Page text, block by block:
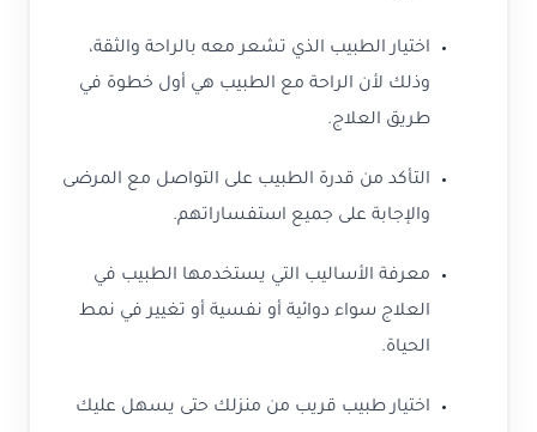
اختيار الطبيب الذي تشعر معه بالراحة والثقة،
وذلك لأن الراحة مع الطبيب هي أول خطوة في
طريق العلاج.
التأكد من قدرة الطبيب على التواصل مع المرضى
والإجابة على جميع استفساراتهم.
معرفة الأساليب التي يستخدمها الطبيب في
العلاج سواء دوائية أو نفسية أو تغيير في نمط
الحياة.
اختيار طبيب قريب من منزلك حتى يسهل عليك